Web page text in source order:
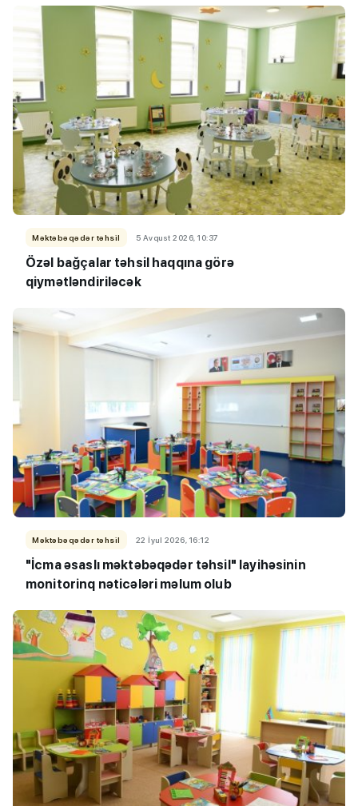
Məktəbəqədər təhsil 5 Avqust 2026, 10:37
Özəl bağçalar təhsil haqqına görə
qiymətləndiriləcək
Məktəbəqədər təhsil 22 İyul 2026, 16:12
"İcma əsaslı məktəbəqədər təhsil" layihəsinin
monitorinq nəticələri məlum olub